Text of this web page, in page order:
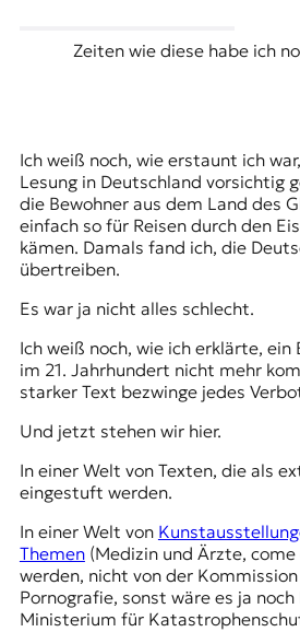
m
p
e
t
e
n
z
u
O
s
t
e
r
o
a
.
Zeiten wie diese habe ich
Ich weiß noch, wie erstaunt ich
Lesung in Deutschland vorsichtig
die Bewohner aus dem Land des
einfach so für Reisen durch den
kämen. Damals fand ich, die
übertreiben.
Es war ja nicht alles schlecht.
Ich weiß noch, wie ich erklärte, ein
im 21. Jahrhundert nicht mehr
starker Text bezwinge jedes
Und jetzt stehen wir hier.
In einer Welt von Texten, die als
eingestuft werden.
In einer Welt von
Themen(Medizin und Ärzte, come
werden, nicht von der
Pornografie, sonst wäre es ja
Ministerium für